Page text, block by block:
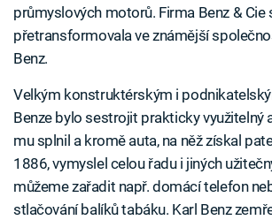
průmyslových motorů. Firma Benz & Cie
přetransformovala ve známější
Benz.
Velkým konstruktérským i
Benze bylo sestrojit prakticky využitelný
mu splnil a kromě auta, na něž získal
1886, vymyslel celou řadu i jiných
můžeme zařadit např. domácí telefon
stlačování balíků tabáku. Karl Benz